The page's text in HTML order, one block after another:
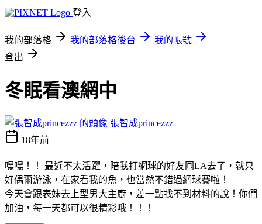
登入
我的部落格 我的部落格後台
我的帳號
登出
冬眠看澳網中
張智成princezzz
18年前
嘿嘿！！ 最近不太活躍，陪我打網球的好友囘LA去了，就只
好偶爾游泳，在家看我的魚，也當然不錯過網球賽啦！
今天會跟表妹去上型男大主廚，差一點找不到材料的說！你們
加油，每一天都可以很精彩哦！！！